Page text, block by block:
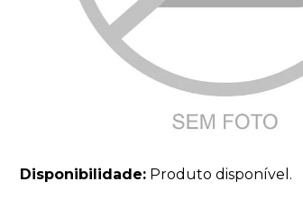
Disponibilidade: Produto disponível.